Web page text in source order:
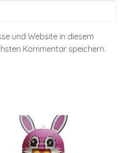
und Website in diesem
Kommentar speichern.